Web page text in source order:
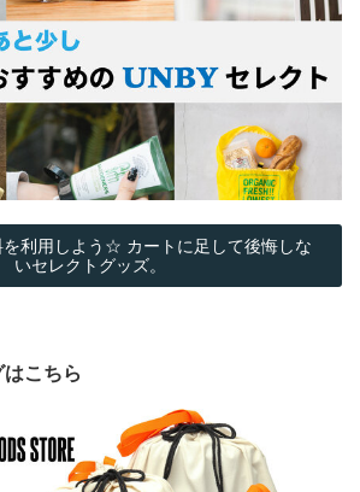
を利用しよう☆ カートに足して後悔しな
いセレクトグッズ。
こちら